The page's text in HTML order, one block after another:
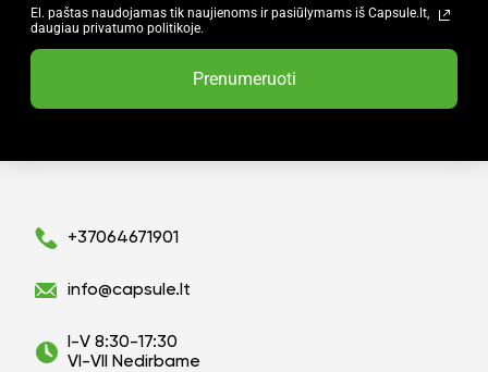
El. paštas naudojamas tik naujienoms ir pasiūlymams iš Capsule.lt,
daugiau privatumo politikoje.
Prenumeruoti
+37064671901
info@capsule.lt
I-V 8:30-17:30
VI-VII Nedirbame